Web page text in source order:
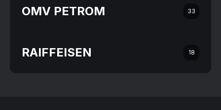
OMV PETROM 33
RAIFFEISEN 18